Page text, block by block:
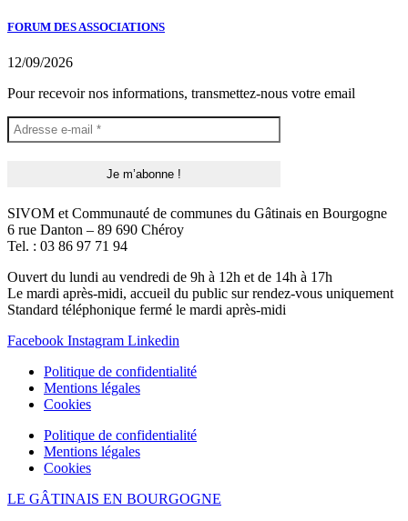
FORUM DES ASSOCIATIONS
12/09/2026
Pour recevoir nos informations, transmettez-nous votre email
SIVOM et Communauté de communes du Gâtinais en Bourgogne
6 rue Danton – 89 690 Chéroy
Tel. : 03 86 97 71 94
Ouvert du lundi au vendredi de 9h à 12h et de 14h à 17h
Le mardi après-midi, accueil du public sur rendez-vous uniquement
Standard téléphonique fermé le mardi après-midi
Facebook Instagram Linkedin
Politique de confidentialité
Mentions légales
Cookies
Politique de confidentialité
Mentions légales
Cookies
LE GÂTINAIS EN BOURGOGNE